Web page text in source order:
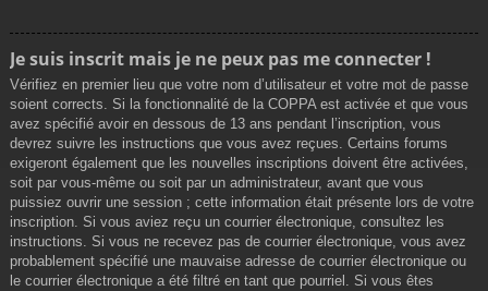
Je suis inscrit mais je ne peux pas me connecter !
Vérifiez en premier lieu que votre nom d’utilisateur et votre mot de passe
soient corrects. Si la fonctionnalité de la COPPA est activée et que vous
avez spécifié avoir en dessous de 13 ans pendant l’inscription, vous
devrez suivre les instructions que vous avez reçues. Certains forums
exigeront également que les nouvelles inscriptions doivent être activées,
soit par vous-même ou soit par un administrateur, avant que vous
puissiez ouvrir une session ; cette information était présente lors de votre
inscription. Si vous aviez reçu un courrier électronique, consultez les
instructions. Si vous ne recevez pas de courrier électronique, vous avez
probablement spécifié une mauvaise adresse de courrier électronique ou
le courrier électronique a été filtré en tant que pourriel. Si vous êtes